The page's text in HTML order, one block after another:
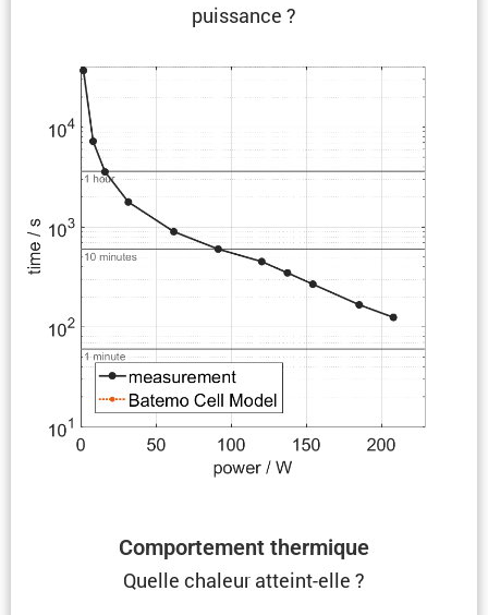
puissance ?
Compor­te­ment thermique
Quelle chaleur atteint-elle ?